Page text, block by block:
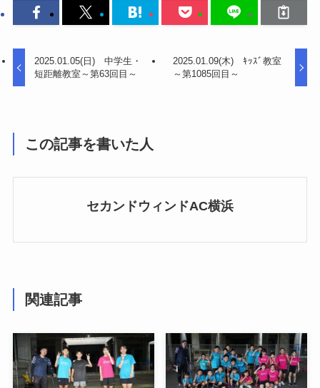
2025.01.05(日) 中学生・
短距離教室～第63回目～
2025.01.09(木) ｷｯｽﾞ教室
～第1085回目～
この記事を書いた人
セカンドウィンドAC横浜
関連記事